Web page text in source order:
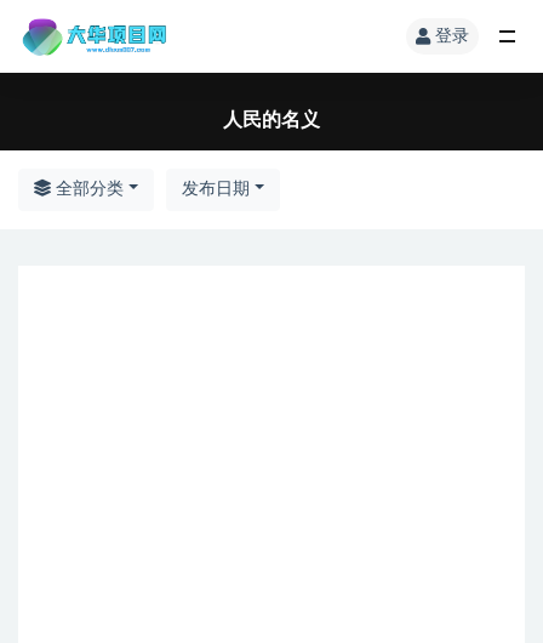
登录
人民的名义
全部分类 发布日期